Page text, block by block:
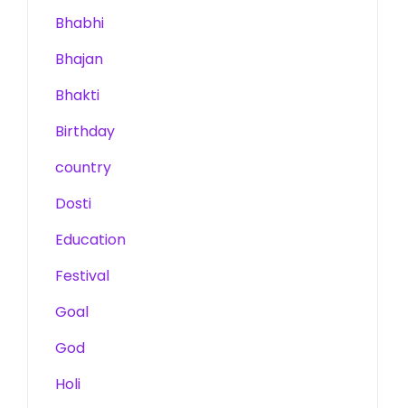
Bhabhi
Bhajan
Bhakti
Birthday
country
Dosti
Education
Festival
Goal
God
Holi